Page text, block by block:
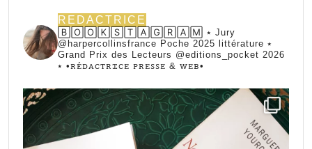
REDACTRICE
🄱🄾🄾🄺🅂🅃🄰🄶🅁🄰🄼 ⭑ Jury
@harpercollinsfrance Poche 2025 littérature ⭑
Grand Prix des Lecteurs @editions_pocket 2026
⭑ •ꭱꭼ́ꭰꭺꮯꭲꭱꮖꮯꭼ ꮲꭱꭼꮪꮪꭼ & ꮃꭼᏼ•